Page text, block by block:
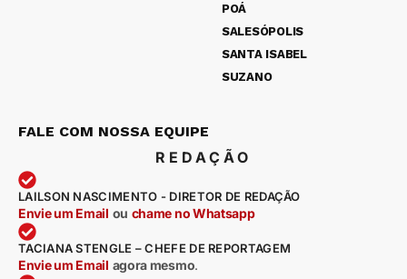
POÁ
SALESÓPOLIS
SANTA ISABEL
SUZANO
FALE COM NOSSA EQUIPE
REDAÇÃO
LAILSON NASCIMENTO - DIRETOR DE REDAÇÃO
Envie um Email ou chame no Whatsapp
TACIANA STENGLE – CHEFE DE REPORTAGEM
Envie um Email agora mesmo.